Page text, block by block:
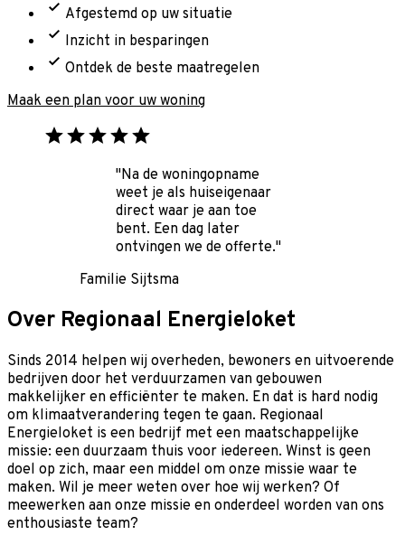
Afgestemd op uw situatie
Inzicht in besparingen
Ontdek de beste maatregelen
Maak een plan voor uw woning
"Na de woningopname
weet je als huiseigenaar
direct waar je aan toe
bent. Een dag later
ontvingen we de offerte."
Familie Sijtsma
Over Regionaal Energieloket
Sinds 2014 helpen wij overheden, bewoners en uitvoerende
bedrijven door het verduurzamen van gebouwen
makkelijker en efficiënter te maken. En dat is hard nodig
om klimaatverandering tegen te gaan. Regionaal
Energieloket is een bedrijf met een maatschappelijke
missie: een duurzaam thuis voor iedereen. Winst is geen
doel op zich, maar een middel om onze missie waar te
maken. Wil je meer weten over hoe wij werken? Of
meewerken aan onze missie en onderdeel worden van ons
enthousiaste team?